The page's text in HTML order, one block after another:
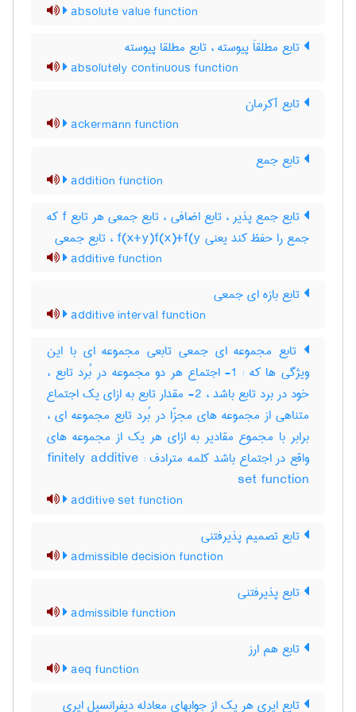
absolute value function
تابع مطلقاَ پیوسته ، تابع مطلقا پیوسته
absolutely continuous function
تابع آکرمان
ackermann function
تابع جمع
addition function
تابع جمع پذیر ، تابع اضافی ، تابع جمعی هر تابع f که
جمع را حفظ کند یعنی f(x+y)f(x)+f(y ، تابع جمعی
additive function
تابع بازه ای جمعی
additive interval function
تابع مجموعه ای جمعی تابعی مجموعه ای با این
ویژگی ها که : 1- اجتماع هر دو مجموعه در بُرد تابع ،
خود در برد تابع باشد ، 2- مقدار تابع به ازای یک اجتماع
متناهی از مجموعه های مجزّا در بُرد تابع مجموعه ای ،
برابر با مجموع مقادیر به ازای هر یک از مجموعه های
واقع در اجتماع باشد کلمه مترادف : finitely additive
set function
additive set function
تابع تصمیم پذیرفتنی
admissible decision function
تابع پذیرفتنی
admissible function
تابع هم ارز
aeq function
تابع ایری هر یک از جوابهای معادله دیفرانسیل ایری